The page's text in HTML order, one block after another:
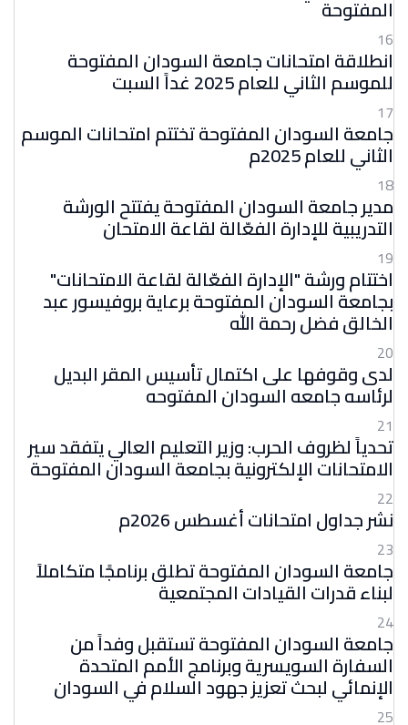
المفتوحة
16
انطلاقة امتحانات جامعة السودان المفتوحة
للموسم الثاني للعام 2025 غداً السبت
17
جامعة السودان المفتوحة تختتم امتحانات الموسم
الثاني للعام 2025م
18
مدير جامعة السودان المفتوحة يفتتح الورشة
التدريبية للإدارة الفعّالة لقاعة الامتحان
19
اختتام ورشة "الإدارة الفعّالة لقاعة الامتحانات"
بجامعة السودان المفتوحة برعاية بروفيسور عبد
الخالق فضل رحمة الله
20
لدى وقوفها على اكتمال تأسيس المقر البديل
لرئاسه جامعه السودان المفتوحه
21
تحدياً لظروف الحرب: وزير التعليم العالي يتفقد سير
الامتحانات الإلكترونية بجامعة السودان المفتوحة
22
نشر جداول امتحانات أغسطس 2026م
23
جامعة السودان المفتوحة تطلق برنامجًا متكاملاً
لبناء قدرات القيادات المجتمعية
24
جامعة السودان المفتوحة تستقبل وفداً من
السفارة السويسرية وبرنامج الأمم المتحدة
الإنمائي لبحث تعزيز جهود السلام في السودان
25